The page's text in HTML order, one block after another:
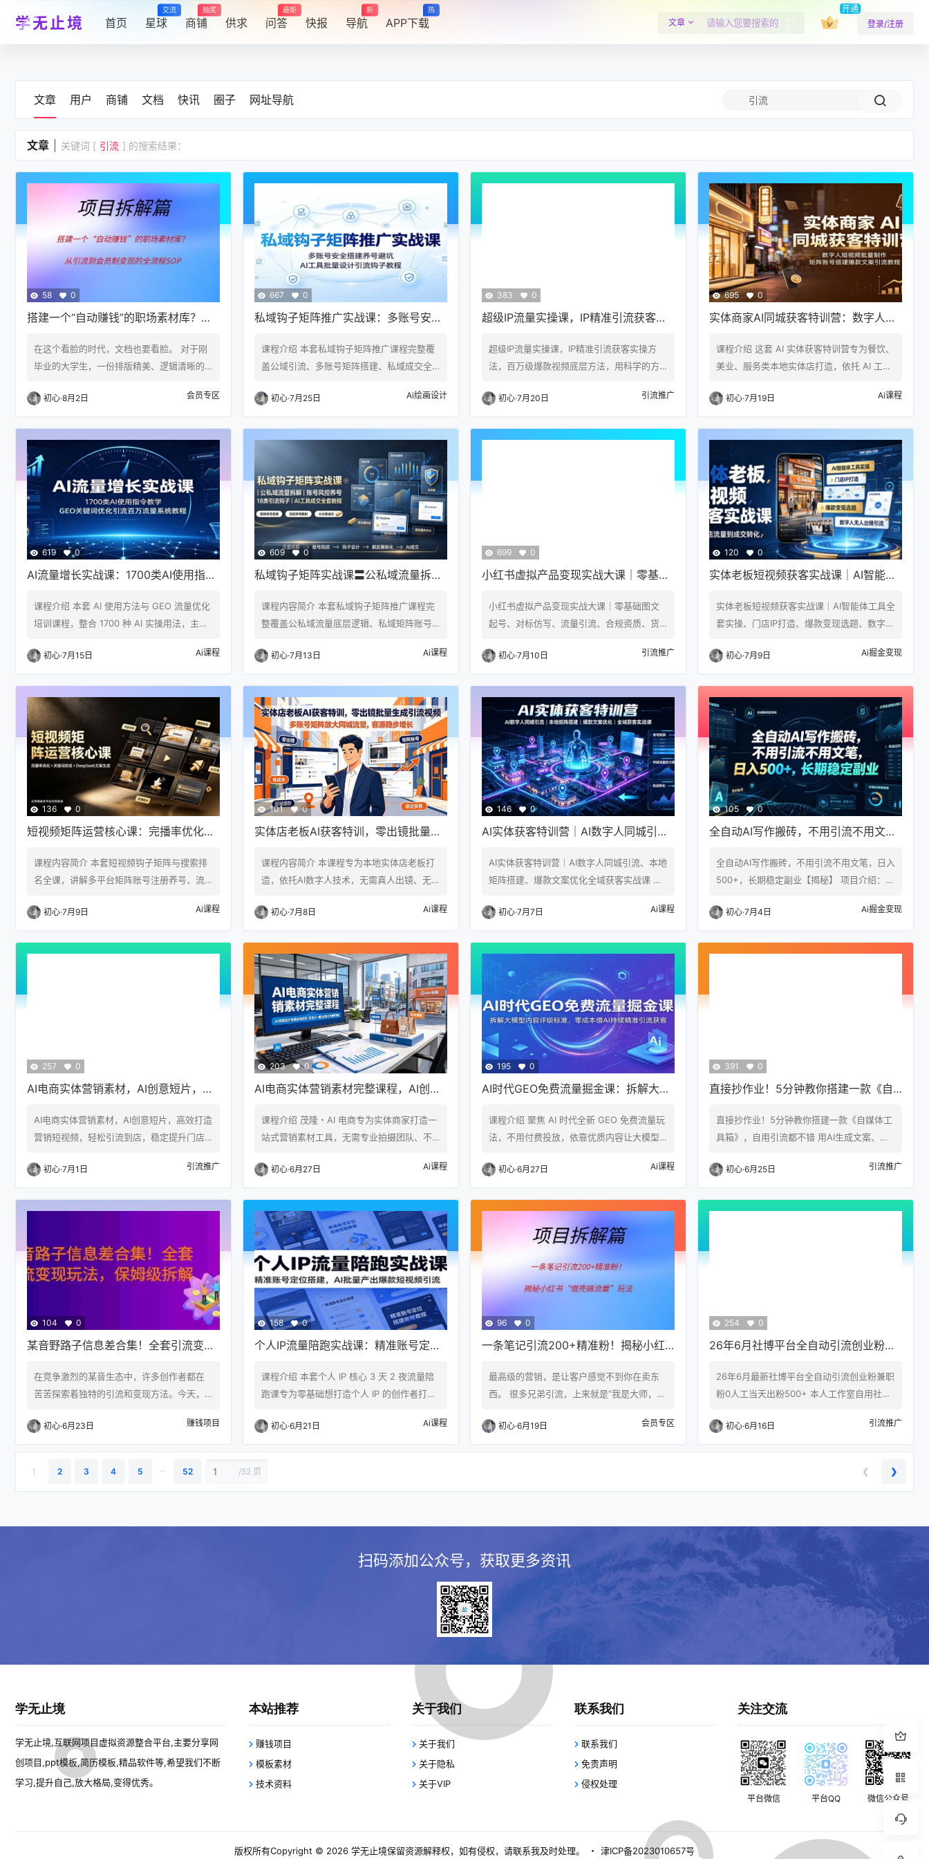
学无止境 首页 星球
交流
商铺
抽奖
供求 问答
最新
快报 导航
新
APP下载
热
文章
开通
登录/注册
文章 用户 商铺 文档 快讯 圈子 网址导航
文章 关键词 [ 引流 ] 的搜索结果：
58 0
搭建一个“自动赚钱”的职场素材库？从
在这个看脸的时代，文档也要看脸。 对于刚
毕业的大学生，一份排版精美、逻辑清晰的
决定了他能不能拿到Offer。 对于职场新人，
计能力，也没有时间去从头做。 他们唯一的
出路就是：买模板，套内容。 你做一个资源
站，把那种“麦肯锡风”、“大厂风”的模板整理
好，告诉他：“下载这个，填空…
初心·8月2日 会员专区
667 0
私域钩子矩阵推广实战课：多账号安全
子教程
课程介绍 本套私域钩子矩阵推广课程完整覆
盖公域引流、多账号矩阵搭建、私域成交全
值，讲解三类私域账号布局、设备卡品准
位，搭建多渠道收款体系规避资金异常。教
学账号人设包装、朋友圈种草发圈、防折叠
技巧、客户激活与活动促销成交方法，核心
讲解 18 类引流钩子设计，通过小红书、搜一
搜挖掘用户需求并预…
初心·7月25日 Ai绘画设计
383 0
超级IP流量实操课，IP精准引流获客实
科学的方法实现流量倍增
超级IP流量实操课，IP精准引流获客实操方
法，百万级爆款视频底层方法，用科学的方
精准引流获客实操方法 百万级爆款视频底层
初心·7月20日 引流推广
695 0
实体商家AI同城获客特训营：数字人短
引流教程
课程介绍 这套 AI 实体获客特训营专为餐饮、
美业、服务类本地实体店打造，依托 AI 工具
运营低效等难题。课程先讲解实体账号精准
视频，省去真人出镜拍摄成本。完整教学本
地生活矩阵账号搭建方法，打通多账号流量
分发机制，放大同城曝光，精准触达周边潜
在客户。整套内容实操简单，无需专业拍摄…
初心·7月19日 Ai课程
619 0
AI流量增长实战课：1700类AI使用指令
统教程
课程介绍 本套 AI 使用方法与 GEO 流量优化
培训课程，整合 1700 种 AI 实操用法，主打
课程目录与讲师介绍切入，分层讲解 AI 使用
务指令包实操运用。重点拆解 AI 流量逻辑、
GEO 与 SEO 关键词排名优化核心技术，配
套 AI 舆情分析、数据监测、行业…
初心·7月15日 Ai课程
609 0
私域钩子矩阵实战课〓公私域流量拆解
具成交全套教程
课程内容简介 本套私域钩子矩阵推广课程完
整覆盖公私域流量底层逻辑、私域矩阵账号
号、封号解封、个微企微双号打通等风控实
订单转化、客户激活、活动促销、信任背书
打造体系，重点讲解18类私域引流钩子设计
预埋，搭配DeepSeek工具全套实操，借助AI
生成文案、检测敏感词、设计引流钩子，构
建完整私…
初心·7月13日 Ai课程
699 0
小红书虚拟产品变现实战大课｜零基础
资质、货源货盘全落地教程
小红书虚拟产品变现实战大课｜零基础图文
起号、对标仿写、流量引流、合规资质、货
赛道，是当下门槛极低、无需发货、无需囤
都会遇到各种卡点：不懂虚拟产品完整运营
逻辑，不知道适合小红书的变现品类；不会
参考优质同行玩法，盲目创作导致内容没流
量、不出单；不会制作标准图文笔记，排版
杂乱、观感差、无…
初心·7月10日 引流推广
120 0
实体老板短视频获客实战课｜AI智能体
选题、数字人无人出镜引流完整教程
实体老板短视频获客实战课｜AI智能体工具全
套实操、门店IP打造、爆款变现选题、数字人
经营普遍面临获客难题：门店客源逐年缩
视频；不懂门店账号定位，拍的视频平淡无
流量，很难吸引同城精准客户；不会挖掘客
户痛点，选题杂乱，内容难以促成到店消
费；写文案效率低下，原创产出慢，不懂二
次改编放大爆…
初心·7月9日 Ai掘金变现
136 0
短视频矩阵运营核心课：完播率优化×
零搭建多平台引流体系
课程内容简介 本套短视频钩子矩阵与搜索排
名全课，讲解多平台矩阵账号注册养号、流
键词挖掘、选题筛选、AI批量生成改写文案、
初心·7月9日 Ai课程
101 0
实体店老板AI获客特训，零出镜批量生
量，客源稳步增长
课程内容简介 本课程专为本地实体店老板打
造，依托AI数字人技术，无需真人出镜、无需
课程涵盖AI数字人短视频制作全流程、本地生
案优化技巧。全程聚焦低成本、轻量化、可
复制的线上获客打法，适配餐饮、美业、汽
修、家居、教育等全品类实体门店。学完即
可搭建自动化同城获客体系，打破单账号流
量局限，让…
初心·7月8日 Ai课程
146 0
AI实体获客特训营｜AI数字人同城引
获客实战课
AI实体获客特训营｜AI数字人同城引流、本地
矩阵搭建、爆款文案优化全域获客实战课 课
高，传统地推、线下拓客、付费推广方式低
周边自然客流，客源增长停滞；不会制作门
店宣传视频，无人出镜、没时间剪辑，短视
频更新断层；账号定位混乱，内容杂乱无精
准同城标签，无法吸引精准到店客户；文案
平淡无吸引力…
初心·7月7日 Ai课程
105 0
全自动AI写作搬砖，不用引流不用文
秘】
全自动AI写作搬砖，不用引流不用文笔，日入
500+，长期稳定副业【揭秘】 项目介绍： A
到账。0基础小白也能干，不用文笔不用引
初心·7月4日 Ai掘金变现
257 0
AI电商实体营销素材，AI创意短片，高
定提升门店客流与成交转化
AI电商实体营销素材，AI创意短片，高效打造
营销短视频，轻松引流到店，稳定提升门店
实体商家打造一站式营销素材工具，无需专
级，能精准复刻线下实景氛围、商品细节与
门店特色，高度还原真实经营场景。 操作简
初心·7月1日 引流推广
203 0
AI电商实体营销素材完整课程，AI创意
传引流短视频
课程介绍 茂隆・AI 电商专为实体商家打造一
站式营销素材工具，无需专业拍摄团队、不
产出门店宣传短视频。支持一键生成门店引
线下实景氛围、商品细节与门店特色，高度
还原真实经营场景。 操作简单易上手，输入
门店信息、活动文案即可自动生成成片，大
幅缩短视频制作周期，高效解决实体商家缺
素材、…
初心·6月27日 Ai课程
195 0
AI时代GEO免费流量掘金课：拆解大模
引流获客
课程介绍 聚焦 AI 时代全新 GEO 免费流量玩
法，不用付费投放，依靠优质内容让大模型
搜索引擎内容思维，讲解搜索渠道变革趋
内容创作方法，兼顾原创深度与垂直结构化
初心·6月27日 Ai课程
391 0
直接抄作业！5分钟教你搭建一款《自
直接抄作业！5分钟教你搭建一款《自媒体工
具箱》，自用引流都不错 用AI生成文案、生
隆、声音定制；短视频去水印、文案提取……
初心·6月25日 引流推广
104 0
某音野路子信息差合集！全套引流变现
在竞争激烈的某音生态中，许多创作者都在
苦苦探索着独特的引流和变现方法。今天，
差合集”，这套合集涵盖了全套引流变现玩
初心·6月23日 赚钱项目
158 0
个人IP流量陪跑实战课：精准账号定位
课程介绍 本套个人 IP 核心 3 天 2 夜流量陪
跑课专为零基础想打造个人 IP 的创作者打
大核心展开。课程先讲解定位对 IP 长期发展
拆解头像、昵称、简介账号三件套搭建标
初心·6月21日 Ai课程
96 0
一条笔记引流200+精准粉！揭秘小红
最高级的营销，是让客户感觉不到你在卖东
西。 很多兄弟引流，上来就是“我是大师，我
眼睛。 为什么？因为你攻击性太强，用户防
初心·6月19日 会员专区
254 0
26年6月社博平台全自动引流创业粉兼
26年6月最新社博平台全自动引流创业粉兼职
粉0人工当天出粉500+ 本人工作室自用社博
分组 无需担心找不到对应的精准粉 脚本全自
部分可轻松转化变现 我们借助这个平台通过
而异，需结合自身努力与实…
初心·6月16日 引流推广
1 2 3 4 5 ... 52 /52 页 ❮ ❯
扫码添加公众号，获取更多资讯
学无止境
学无止境,互联网项目虚拟资源整合平台,主要分享网
创项目,ppt模板,简历模板,精品软件等,希望我们不断
学习,提升自己,放大格局,变得优秀。
本站推荐
赚钱项目
模板素材
技术资料
关于我们
关于我们
关于隐私
关于VIP
联系我们
联系我们
免责声明
侵权处理
关注交流
平台微信 平台QQ 微信公众号
版权所有Copyright © 2026 学无止境保留资源解释权，如有侵权，请联系我及时处理。 ・ 津ICP备2023010657号